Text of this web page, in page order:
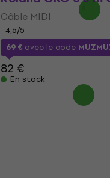
Câble MIDI
4,6/5
69 € avec le code
82 €
En stock